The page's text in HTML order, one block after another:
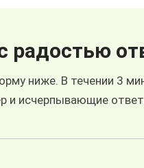
радостью
ниже. В течении 3
и исчерпывающие